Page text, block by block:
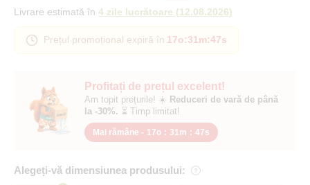
Profitați de prețul excelent!
Am topit prețurile! ☀️ Reduceri de vară de până
la -30%. ⏳ Timp limitat!
Mai rămâne - 17o : 31m : 46s
Alegeți-vă dimensiunea produsului:
Livrare estimată în 4 zile lucrătoare (12.08.2026)
Prețul promoțional expiră în 17o:31m:46s